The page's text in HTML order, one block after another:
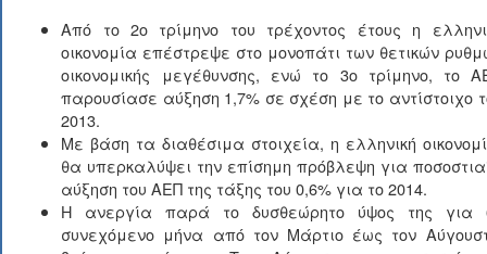
Από το 2ο τρίμηνο του τρέχοντος έτους η
οικονομία επέστρεψε στο μονοπάτι των θετικών
οικονομικής μεγέθυνσης, ενώ το 3ο τρίμηνο, το
παρουσίασε αύξηση 1,7% σε σχέση με το αντίστοιχο
2013.
Με βάση τα διαθέσιμα στοιχεία, η ελληνική
θα υπερκαλύψει την επίσημη πρόβλεψη για
αύξηση του ΑΕΠ της τάξης του 0,6% για το 2014.
Η ανεργία παρά το δυσθεώρητο ύψος της για
συνεχόμενο μήνα από τον Μάρτιο έως τον